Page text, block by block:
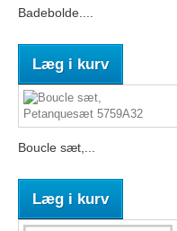
Badebolde....
Læg i kurv
Boucle sæt,...
Læg i kurv